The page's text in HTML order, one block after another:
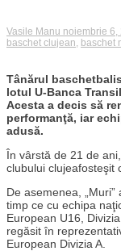
Vasile Manu noiembrie 6,
baschet clujean baschet
Tânărul
lotul U-Banca
Acesta a decis să
performanţă, iar
adusă.
În vârstă de 21 de ani,
clubului clujeafosteşit
De asemenea,
timp ce cu echipa
European U16,
regăsit în
European Divizia A.